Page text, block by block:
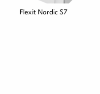
Flexit Nordic S7